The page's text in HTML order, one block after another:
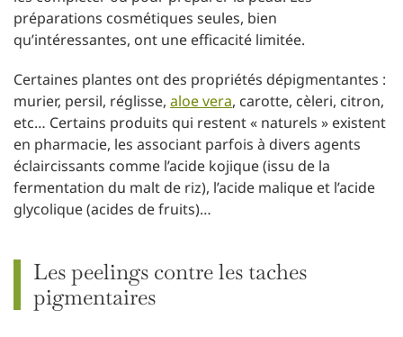
préparations cosmétiques seules, bien
qu’intéressantes, ont une efficacité limitée.
Certaines plantes ont des propriétés dépigmentantes :
murier, persil, réglisse, aloe vera, carotte, cèleri, citron,
etc… Certains produits qui restent « naturels » existent
en pharmacie, les associant parfois à divers agents
éclaircissants comme l’acide kojique (issu de la
fermentation du malt de riz), l’acide malique et l’acide
glycolique (acides de fruits)…
Les peelings contre les taches
pigmentaires